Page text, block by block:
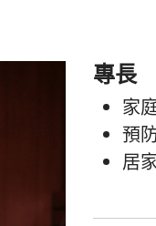
專長
家
預
居